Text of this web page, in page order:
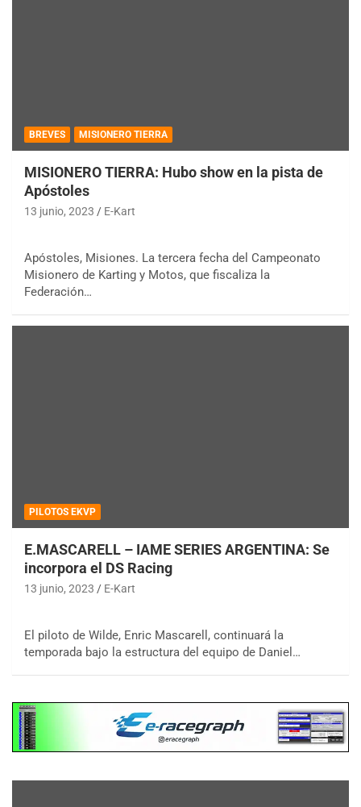
BREVES MISIONERO TIERRA
MISIONERO TIERRA: Hubo show en la pista de
Apóstoles
13 junio, 2023 E-Kart
Apóstoles, Misiones. La tercera fecha del Campeonato
Misionero de Karting y Motos, que fiscaliza la
Federación…
PILOTOS EKVP
E.MASCARELL – IAME SERIES ARGENTINA: Se
incorpora el DS Racing
13 junio, 2023 E-Kart
El piloto de Wilde, Enric Mascarell, continuará la
temporada bajo la estructura del equipo de Daniel…